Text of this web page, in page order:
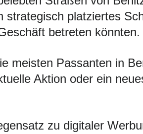
platziertes
betreten könnten.
meisten Passanten in
Aktion oder ein
zu digitaler